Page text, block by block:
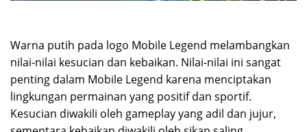
Warna putih pada logo Mobile Legend melambangkan
nilai-nilai kesucian dan kebaikan. Nilai-nilai ini sangat
penting dalam Mobile Legend karena menciptakan
lingkungan permainan yang positif dan sportif.
Kesucian diwakili oleh gameplay yang adil dan jujur,